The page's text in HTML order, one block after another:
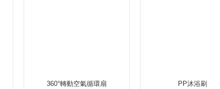
360°轉動空氣循環扇
PP沐浴刷